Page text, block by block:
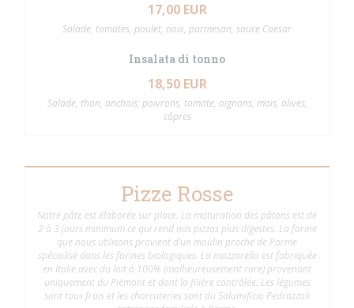
17,00 EUR
Salade, tomates, poulet, noix, parmesan, sauce Caesar
Insalata di tonno
18,50 EUR
Salade, thon, anchois, poivrons, tomate, oignons, maïs, olives,
câpres
Pizze Rosse
Notre pâte est élaborée sur place. La maturation des pâtons est de
2 à 3 jours minimum ce qui rend nos pizzas plus digestes. La farine
que nous utilisons provient d’un moulin proche de Parme
spécialisé dans les farines biologiques. La mozzarella est fabriquée
en Italie avec du lait à 100% (malheureusement rare) provenant
uniquement du Piémont et dont la filière contrôlée. Les légumes
sont tous frais et les charcuteries sont du Salumificio Pedrazzoli